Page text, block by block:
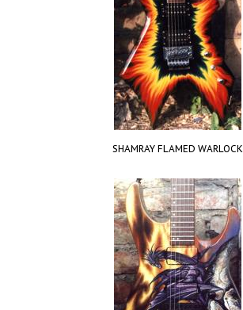
SHAMRAY FLAMED WARLOCK